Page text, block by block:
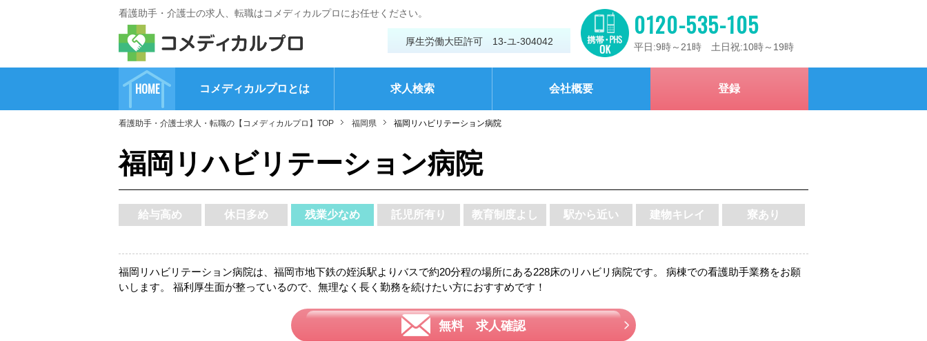
看護助手・介護士の求人、転職はコメディカルプロにお任せください。
厚生労働大臣許可 13-ユ-304042
0120-535-105
平日:9時～21時 土日祝:10時～19時
HOME コメディカルプロとは 求人検索 会社概要 登録
看護助手・介護士求人・転職の【コメディカルプロ】TOP 福岡県 福岡リハビリテーション病院
福岡リハビリテーション病院
給与高め 休日多め 残業少なめ 託児所有り 教育制度よし 駅から近い 建物キレイ 寮あり
福岡リハビリテーション病院は、福岡市地下鉄の姪浜駅よりバスで約20分程の場所にある228床のリハビリ病院です。 病棟での看護助手業務をお願
いします。 福利厚生面が整っているので、無理なく長く勤務を続けたい方におすすめです！
無料 求人確認